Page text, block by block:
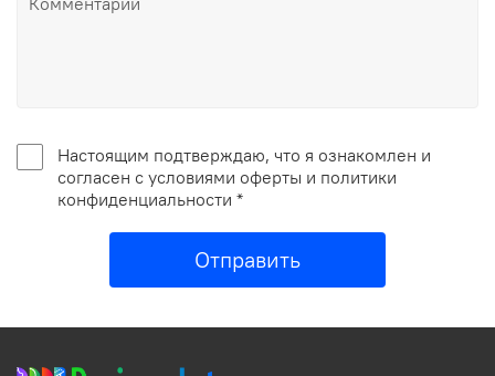
Настоящим подтверждаю, что я ознакомлен и
согласен с условиями оферты и политики
конфиденциальности *
Отправить